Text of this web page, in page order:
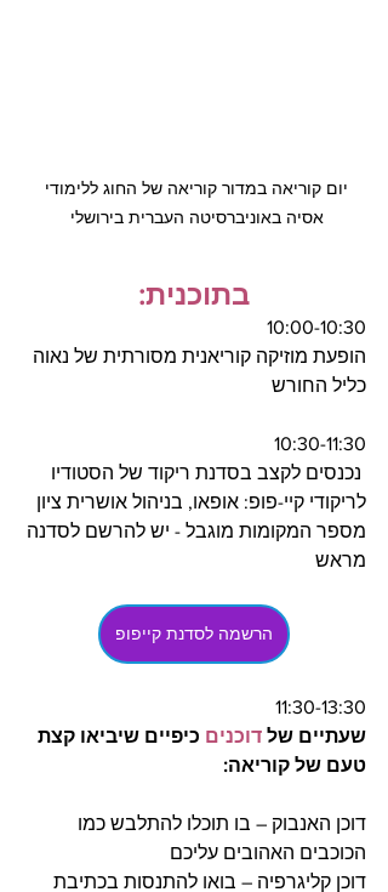
יום קוריאה במדור קוריאה של החוג ללימודי
אסיה באוניברסיטה העברית בירושלי
בתוכנית:
10:00-10:30
הופעת מוזיקה קוריאנית מסורתית של נאוה
כליל החורש
10:30-11:30
נכנסים לקצב בסדנת ריקוד של הסטודיו
לריקודי קיי-פופ: אופאו, בניהול אושרית ציון
מספר המקומות מוגבל - יש להרשם לסדנה
מראש
הרשמה לסדנת קייפופ
11:30-13:30
שעתיים של דוכנים כיפיים שיביאו קצת
טעם של קוריאה:
דוכן האנבוק – בו תוכלו להתלבש כמו
הכוכבים האהובים עליכם
דוכן קליגרפיה – בואו להתנסות בכתיבת